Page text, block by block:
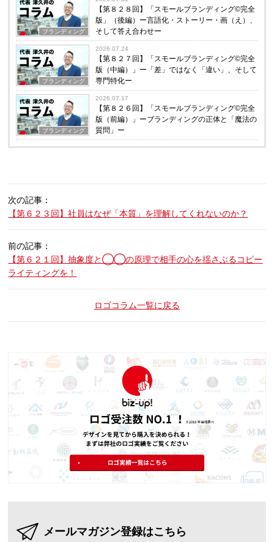
ブランディング
【第８２８回】「スモールブランディング©完全
版」（後編）ー言語化・ストーリー・画（え）、
そして答え合わせー
ブランディング
2026.07.24
【第８２７回】「スモールブランディング©完全
版（中編）」ー「差」ではなく「違い」、そして
専門特化ー
ブランディング
2026.07.17
【第８２６回】「スモールブランディング©完全
版（前編）」ーブランディングの正体と「魔法の
質問」ー
次の記事：
【第６２３回】社員はなぜ「本質」を理解してくれないのか？
前の記事：
【第６２１回】抽象度と◯◯の原理で相手の心を揺さぶるコピー
ライティングを！
ロゴコラム一覧に戻る
メールマガジン登録はこちら